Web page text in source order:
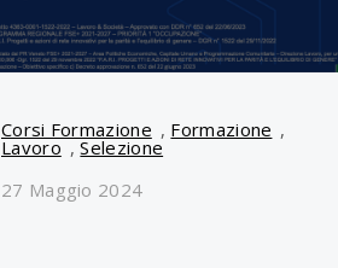
Corsi Formazione , Formazione ,
Lavoro ,Selezione
27 Maggio 2024